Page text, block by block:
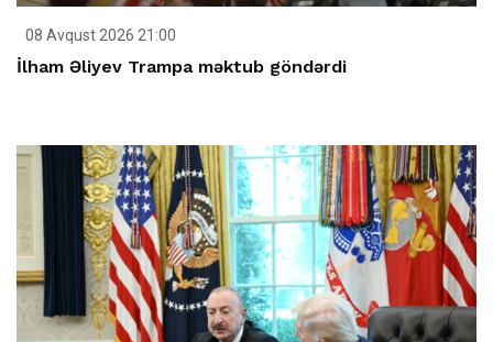
08 Avqust 2026 21:00
İlham Əliyev Trampa məktub göndərdi